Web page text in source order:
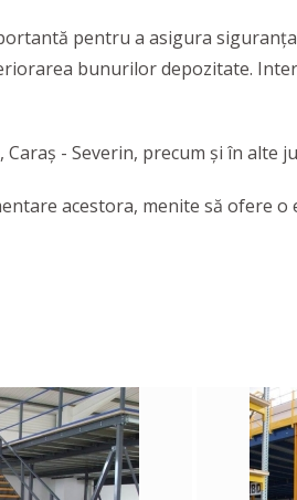
pentru a asigura
bunurilor depozitate.
- Severin, precum și în alte
acestora, menite să ofere o